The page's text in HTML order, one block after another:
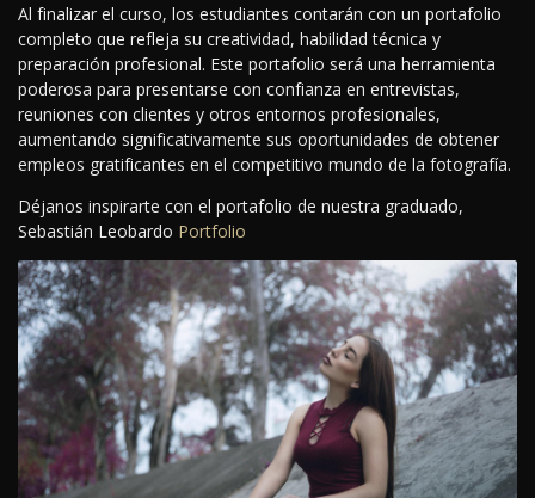
Al finalizar el curso, los estudiantes contarán con un portafolio
completo que refleja su creatividad, habilidad técnica y
preparación profesional. Este portafolio será una herramienta
poderosa para presentarse con confianza en entrevistas,
reuniones con clientes y otros entornos profesionales,
aumentando significativamente sus oportunidades de obtener
empleos gratificantes en el competitivo mundo de la fotografía.
Déjanos inspirarte con el portafolio de nuestra graduado,
Sebastián Leobardo Portfolio